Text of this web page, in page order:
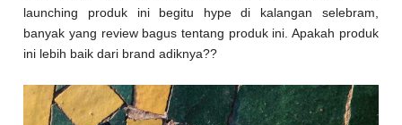
launching produk ini begitu hype di kalangan selebram,
banyak yang review bagus tentang produk ini. Apakah produk
ini lebih baik dari brand adiknya??